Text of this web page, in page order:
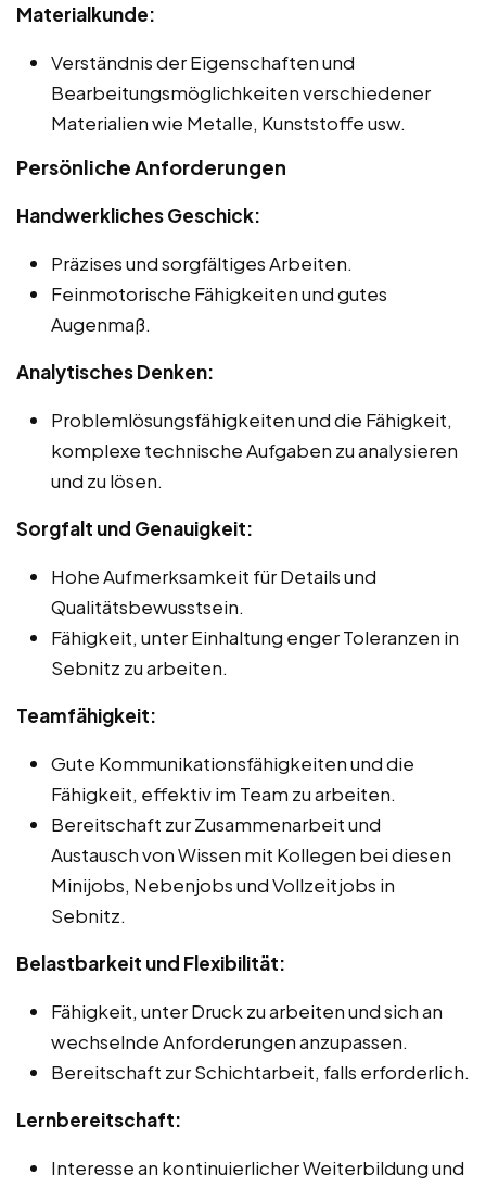
Materialkunde:
Verständnis der Eigenschaften und
Bearbeitungsmöglichkeiten verschiedener
Materialien wie Metalle, Kunststoffe usw.
Persönliche Anforderungen
Handwerkliches Geschick:
Präzises und sorgfältiges Arbeiten.
Feinmotorische Fähigkeiten und gutes
Augenmaß.
Analytisches Denken:
Problemlösungsfähigkeiten und die Fähigkeit,
komplexe technische Aufgaben zu analysieren
und zu lösen.
Sorgfalt und Genauigkeit:
Hohe Aufmerksamkeit für Details und
Qualitätsbewusstsein.
Fähigkeit, unter Einhaltung enger Toleranzen in
Sebnitz zu arbeiten.
Teamfähigkeit:
Gute Kommunikationsfähigkeiten und die
Fähigkeit, effektiv im Team zu arbeiten.
Bereitschaft zur Zusammenarbeit und
Austausch von Wissen mit Kollegen bei diesen
Minijobs, Nebenjobs und Vollzeitjobs in
Sebnitz.
Belastbarkeit und Flexibilität:
Fähigkeit, unter Druck zu arbeiten und sich an
wechselnde Anforderungen anzupassen.
Bereitschaft zur Schichtarbeit, falls erforderlich.
Lernbereitschaft:
Interesse an kontinuierlicher Weiterbildung und